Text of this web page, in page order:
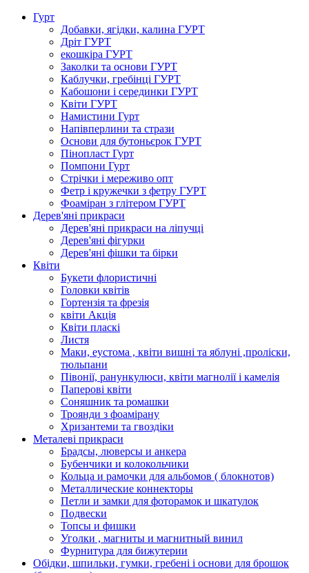
Гурт
Добавки, ягідки, калина ГУРТ
Дріт ГУРТ
екошкіра ГУРТ
Заколки та основи ГУРТ
Каблучки, гребінці ГУРТ
Кабошони і серединки ГУРТ
Квіти ГУРТ
Намистини Гурт
Напівперлини та стрази
Основи для бутоньєрок ГУРТ
Пінопласт Гурт
Помпони Гурт
Стрічки і мереживо опт
Фетр і кружечки з фетру ГУРТ
Фоаміран з глітером ГУРТ
Дерев'яні прикраси
Дерев'яні прикраси на ліпучці
Дерев'яні фігурки
Дерев'яні фішки та бірки
Квіти
Букети флористичні
Головки квітів
Гортензія та фрезія
квіти Акція
Квіти пласкі
Листя
Маки, еустома , квіти вишні та яблуні ,проліски,
тюльпани
Півонії, ранункулюси, квіти магнолії і камелія
Паперові квіти
Соняшник та ромашки
Троянди з фоамірану
Хризантеми та гвоздіки
Металеві прикраси
Брадсы, люверсы и анкера
Бубенчики и колокольчики
Кольца и рамочки для альбомов ( блокнотов)
Металлические коннекторы
Петли и замки для фоторамок и шкатулок
Подвески
Топсы и фишки
Уголки , магниты и магнитный винил
Фурнитура для бижутерии
Обідки, шпильки, гумки, гребені і основи для брошок